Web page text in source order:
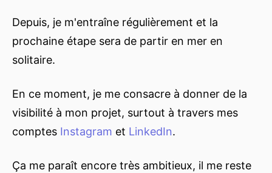
Depuis, je m'entraîne régulièrement et la
prochaine étape sera de partir en mer en
solitaire.
En ce moment, je me consacre à donner de la
visibilité à mon projet, surtout à travers mes
comptes Instagram et LinkedIn.
Ça me paraît encore très ambitieux, il me reste